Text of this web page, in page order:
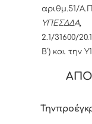
αριθμ.51/
2.1/31600/
Β΄) και την
Την